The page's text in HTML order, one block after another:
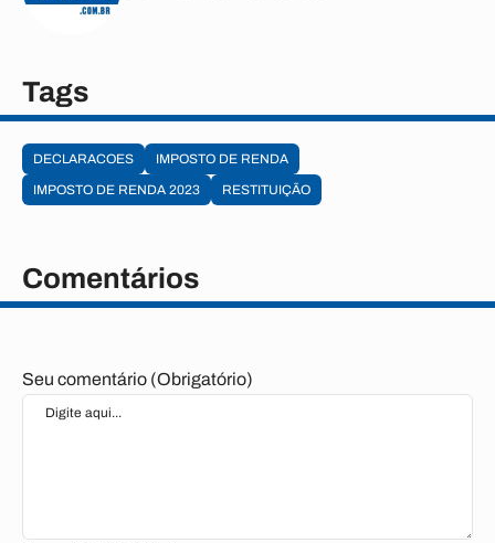
Tags
DECLARACOES
IMPOSTO DE RENDA
IMPOSTO DE RENDA 2023
RESTITUIÇÃO
Comentários
Seu comentário (Obrigatório)